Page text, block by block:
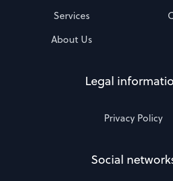
Services
About Us
Legal
Privacy Policy
Social